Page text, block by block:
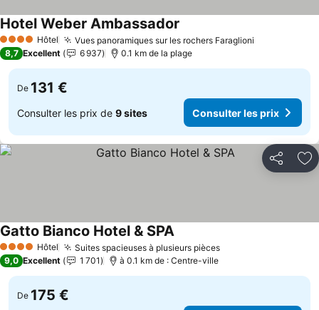
4 Étoiles Hôtel Vues panoramiques sur les rochers Faraglioni
Hotel Weber Ambassador
8,7 Excellent 6 937 0.1 km de la plage
De 131 €
Consulter les prix de 9 sites Consulter les prix
Partager
4 Étoiles Hôtel Suites spacieuses à plusieurs pièces
Gatto Bianco Hotel & SPA
9,0 Excellent 1 701 à 0.1 km de : Centre-ville
De 175 €